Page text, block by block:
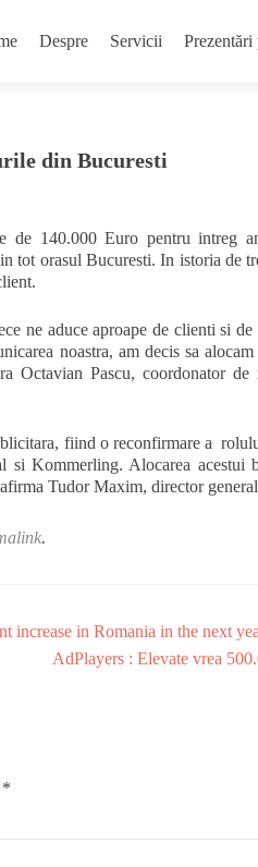
Despre Servicii
din Bucuresti
de 140.000 Euro pentru intreg
tot orasul Bucuresti. In istoria de
ne aduce aproape de clienti si de
noastra, am decis sa
Pascu, coordonator de
fiind o reconfirmare a
si Kommerling. Alocarea acestui
Tudor Maxim, director
.
increase in Romania in the next
AdPlayers : Elevate vrea
*